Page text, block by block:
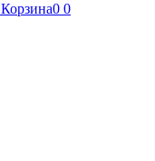
Корзина0 0